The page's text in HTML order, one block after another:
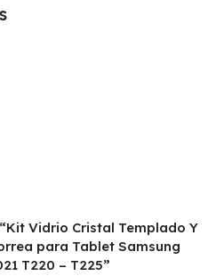
Vidrio Cristal Templado Y
para Tablet Samsung
T220 – T225”